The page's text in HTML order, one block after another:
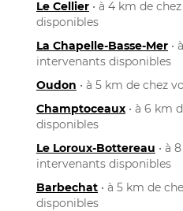
Le Cellier • à 4 km de
disponibles
La Chapelle-Basse-Mer •
intervenants disponibles
Oudon • à 5 km de chez
Champtoceaux • à 6 km
disponibles
Le Loroux-Bottereau • à
intervenants disponibles
Barbechat • à 5 km de
disponibles